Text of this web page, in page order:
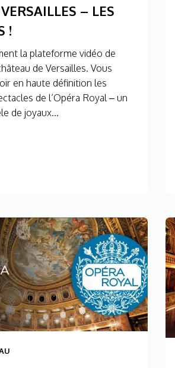
– LES
!
la plateforme vidéo de
de Versailles. Vous
en haute définition les
de l’Opéra Royal – un
de joyaux...